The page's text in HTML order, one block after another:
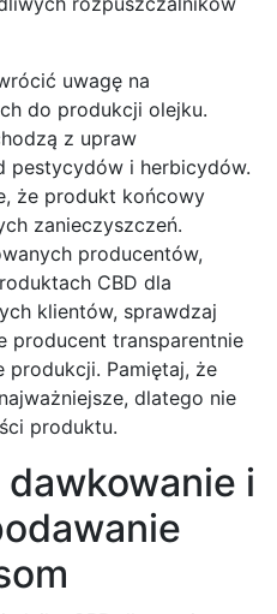
uwagę na
do produkcji olejku.
z upraw
pestycydów i herbicydów.
że produkt końcowy
zanieczyszczeń.
producentów,
CBD dla
klientów, sprawdzaj
producent transparentnie
produkcji. Pamiętaj, że
dlatego nie
produktu.
i